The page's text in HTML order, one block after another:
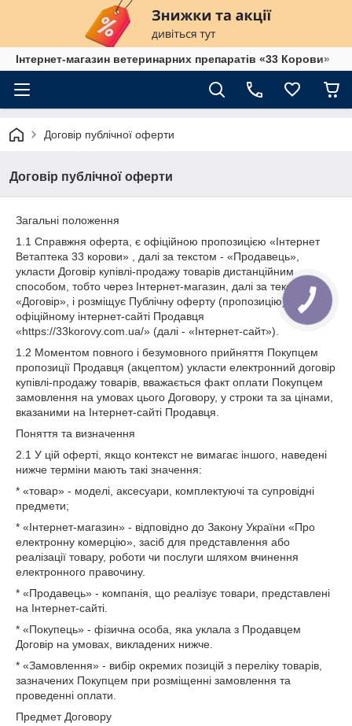
Інтернет-магазин ветеринарних препаратів «33 Корови»
Договір публічної оферти
Договір публічної оферти
Загальні положення
1.1 Справжня оферта, є офіційною пропозицією «Інтернет
Ветаптека 33 корови» , далі за текстом - «Продавець»,
укласти Договір купівлі-продажу товарів дистанційним
способом, тобто через Інтернет-магазин, далі за текстом -
«Договір», і розміщує Публічну оферту (пропозицію) на
офіційному інтернет-сайті Продавця
«https://33korovy.com.ua/» (далі - «Інтернет-сайт»).
1.2 Моментом повного і безумовного прийняття Покупцем
пропозиції Продавця (акцептом) укласти електронний договір
купівлі-продажу товарів, вважається факт оплати Покупцем
замовлення на умовах цього Договору, у строки та за цінами,
вказаними на Інтернет-сайті Продавця.
Поняття та визначення
2.1 У цій оферті, якщо контекст не вимагає іншого, наведені
нижче терміни мають такі значення:
* «товар» - моделі, аксесуари, комплектуючі та супровідні
предмети;
* «Інтернет-магазин» - відповідно до Закону України «Про
електронну комерцію», засіб для представлення або
реалізації товару, роботи чи послуги шляхом вчинення
електронного правочину.
* «Продавець» - компанія, що реалізує товари, представлені
на Інтернет-сайті.
* «Покупець» - фізична особа, яка уклала з Продавцем
Договір на умовах, викладених нижче.
* «Замовлення» - вибір окремих позицій з переліку товарів,
зазначених Покупцем при розміщенні замовлення та
проведенні оплати.
Предмет Договору